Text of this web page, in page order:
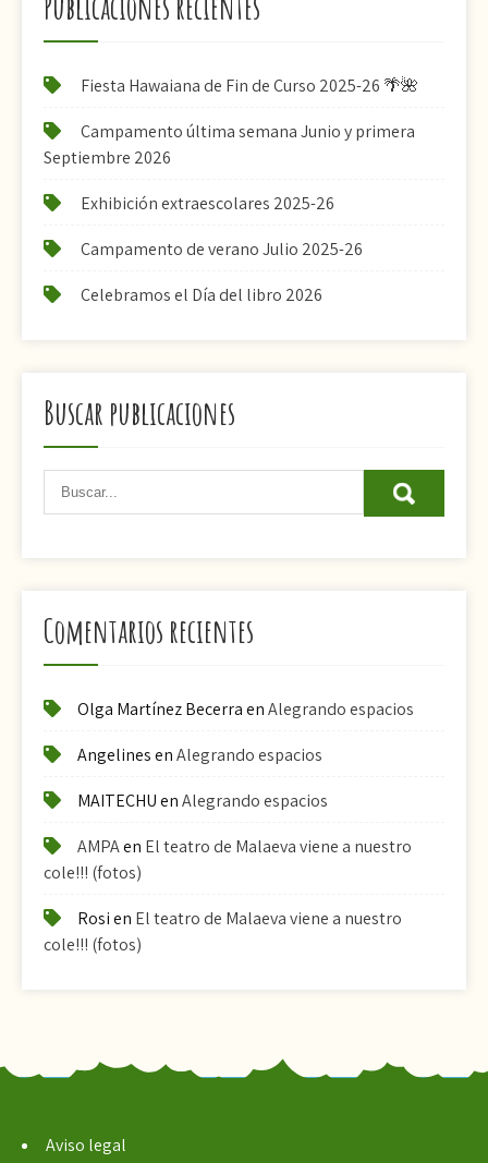
Fiesta Hawaiana de Fin de Curso 2025-26 🌴🌺
Campamento última semana Junio y primera
Septiembre 2026
Exhibición extraescolares 2025-26
Campamento de verano Julio 2025-26
Celebramos el Día del libro 2026
Buscar publicaciones
Comentarios recientes
Olga Martínez BecerraenAlegrando espacios
AngelinesenAlegrando espacios
MAITECHUenAlegrando espacios
AMPAen El teatro de Malaeva viene a nuestro
cole!!! (fotos)
Rosien El teatro de Malaeva viene a nuestro
cole!!! (fotos)
Aviso legal